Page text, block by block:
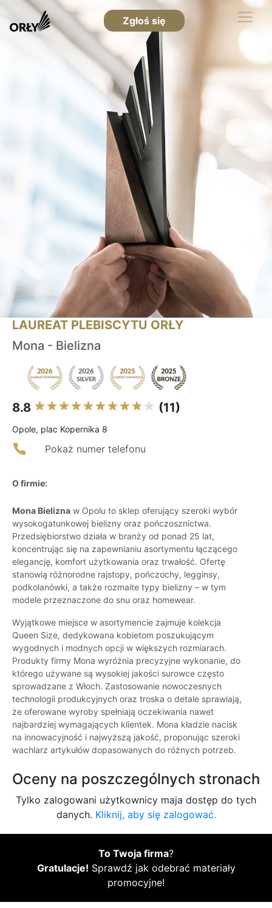
Zgłoś się
LAUREAT PLEBISCYTU ORŁY
Mona - Bielizna
8.8 (11)
Opole, plac Kopernika 8
Pokaż numer telefonu
O firmie:
Mona Bielizna w Opolu to sklep oferujący szeroki wybór
wysokogatunkowej bielizny oraz pończosznictwa.
Przedsiębiorstwo działa w branży od ponad 25 lat,
koncentrując się na zapewnianiu asortymentu łączącego
elegancję, komfort użytkowania oraz trwałość. Ofertę
stanowią różnorodne rajstopy, pończochy, legginsy,
podkolanówki, a także rozmaite typy bielizny – w tym
modele przeznaczone do snu oraz homewear.
Wyjątkowe miejsce w asortymencie zajmuje kolekcja
Queen Size, dedykowana kobietom poszukującym
wygodnych i modnych opcji w większych rozmiarach.
Produkty firmy Mona wyróżnia precyzyjne wykonanie, do
którego używane są wysokiej jakości surowce często
sprowadzane z Włoch. Zastosowanie nowoczesnych
technologii produkcyjnych oraz troska o detale sprawiają,
że oferowane wyroby spełniają oczekiwania nawet
najbardziej wymagających klientek. Mona kładzie nacisk
na innowacyjność i najwyższą jakość, proponując szeroki
wachlarz artykułów dopasowanych do różnych potrzeb.
Oceny na poszczególnych stronach
Tylko zalogowani użytkownicy maja dostęp do tych
danych. Kliknij, aby się zalogować.
To Twoja firma?
Gratulacje! Sprawdź jak odebrać materiały
promocyjne!